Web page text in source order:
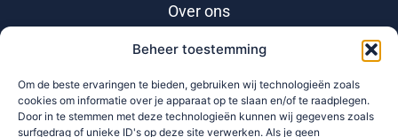
Beheer toestemming
Om de beste ervaringen te bieden, gebruiken wij technologieën zoals
cookies om informatie over je apparaat op te slaan en/of te raadplegen.
Door in te stemmen met deze technologieën kunnen wij gegevens zoals
surfgedrag of unieke ID's op deze site verwerken. Als je geen
Over ons
Nieuwsberichten
Contact